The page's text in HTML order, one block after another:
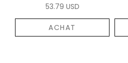
53.79 USD
ACHAT